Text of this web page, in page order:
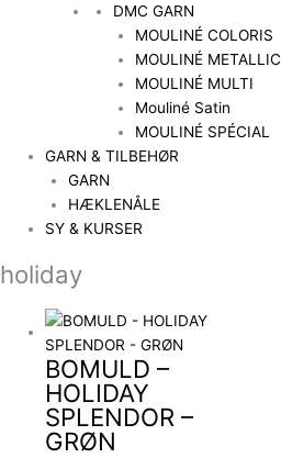
DMC GARN
MOULINÉ COLORIS
MOULINÉ METALLIC
MOULINÉ MULTI
Mouliné Satin
MOULINÉ SPÉCIAL
GARN & TILBEHØR
GARN
HÆKLENÅLE
SY & KURSER
holiday
BOMULD –
HOLIDAY
SPLENDOR –
GRØN